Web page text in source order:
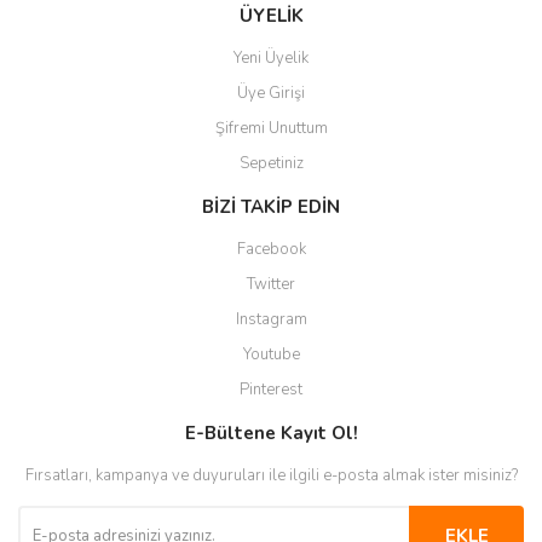
Gönder
ÜYELİK
Yeni Üyelik
Üye Girişi
Şifremi Unuttum
Sepetiniz
BİZİ TAKİP EDİN
Facebook
Twitter
Instagram
Youtube
Pinterest
E-Bültene Kayıt Ol!
Fırsatları, kampanya ve duyuruları ile ilgili e-posta almak ister misiniz?
EKLE